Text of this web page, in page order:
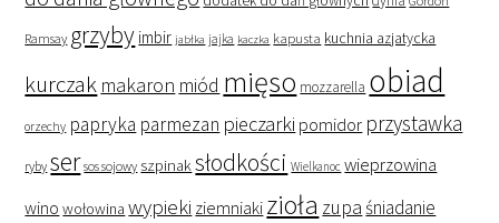
Ramsay grzyby imbir jabłka jajka kaczka kapusta kuchnia azjatycka
kurczak makaron miód mięso mozzarella obiad
orzechy papryka parmezan pieczarki pomidor przystawka
ryby ser sos sojowy szpinaksłodkości Wielkanoc wieprzowina
wino wołowina wypieki ziemniaki zioła zupaśniadanie